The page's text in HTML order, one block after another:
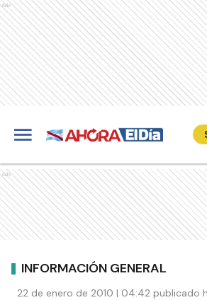
Ads
Ads
INFORMACIÓN GENERAL
22 de enero de 2010 | 04:42 publicado